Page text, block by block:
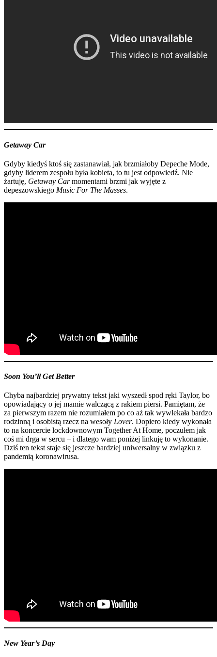
Getaway Car
Gdyby kiedyś ktoś się zastanawiał, jak brzmiałoby Depeche Mode,
gdyby liderem zespołu była kobieta, to tu jest odpowiedź. Nie
żartuję, Getaway Carmomentami brzmi jak wyjęte z
depeszowskiego Music For The Masses.
Soon You’ll Get Better
Chyba najbardziej prywatny tekst jaki wyszedł spod ręki Taylor, bo
opowiadający o jej mamie walczącą z rakiem piersi. Pamiętam, że
za pierwszym razem nie rozumiałem po co aż tak wywlekała bardzo
rodzinną i osobistą rzecz na wesoły Lover. Dopiero kiedy wykonała
to na koncercie lockdownowym Together At Home, poczułem jak
coś mi drga w sercu – i dlatego wam poniżej linkuję to wykonanie.
Dziś ten tekst staje się jeszcze bardziej uniwersalny w związku z
pandemią koronawirusa.
New Year’s Day